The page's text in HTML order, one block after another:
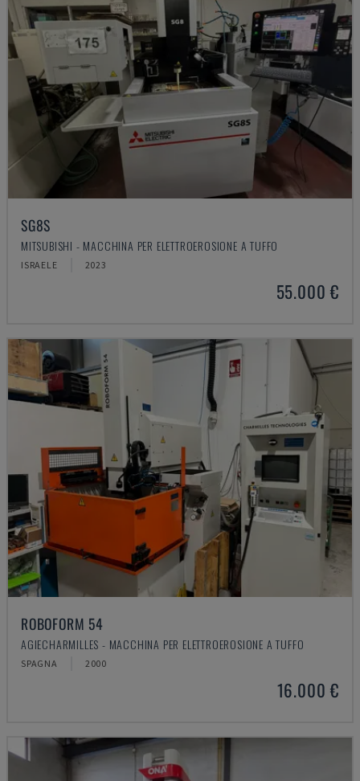
SG8S
MITSUBISHI - MACCHINA PER ELETTROEROSIONE A TUFFO
ISRAELE 2023
55.000 €
ROBOFORM 54
AGIECHARMILLES - MACCHINA PER ELETTROEROSIONE A TUFFO
SPAGNA 2000
16.000 €